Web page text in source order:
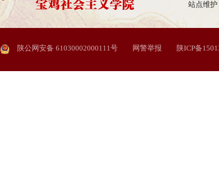
站点维
陕公网安备 61030002000111号 网警举报 陕ICP备